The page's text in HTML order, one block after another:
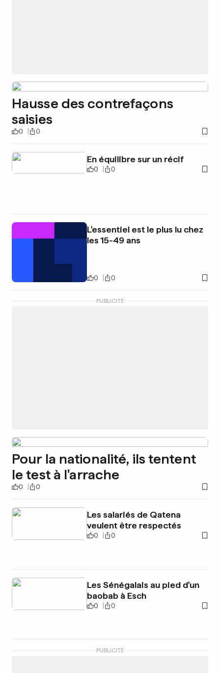
Hausse des contrefaçons
saisies
0 0
En équilibre sur un récif
0 0
L'essentiel est le plus lu chez
les 15-49 ans
0 0
PUBLICITÉ
Pour la nationalité, ils tentent
le test à l'arrache
0 0
Les salariés de Qatena
veulent être respectés
0 0
Les Sénégalais au pied d'un
baobab à Esch
0 0
PUBLICITÉ